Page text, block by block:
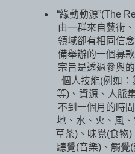
“緣動動源”(The
由一群來自藝術
領域卻有相同信
備舉辦的一個募
宗旨是透過參與
個人技能(例如
等)、資源、人脈
不到一個月的時
地、水、火、風
草茶)、味覺(食物)
聽覺(音樂)、觸覺